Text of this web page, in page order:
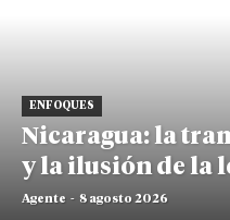
ENFOQUES
Nicaragua: la
y la ilusión de la
Agente - 8 agosto 2026